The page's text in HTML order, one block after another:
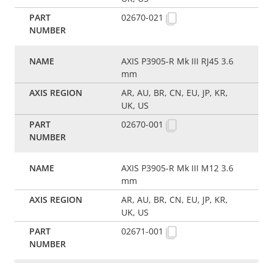
02670-021
AXIS P3905-R Mk III RJ45 3.6
mm
AR, AU, BR, CN, EU, JP, KR,
UK, US
02670-001
AXIS P3905-R Mk III M12 3.6
mm
AR, AU, BR, CN, EU, JP, KR,
UK, US
02671-001